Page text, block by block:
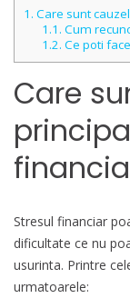
1. Care sunt
1.1. Cum
1.2. Ce poti
Care
Stresul financiar
dificultate ce nu
usurinta. Printre
urmatoarele: